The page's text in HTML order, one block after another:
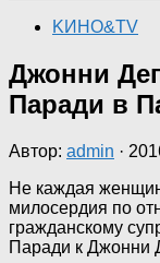
KИНО&TV
Джонни
Паради в
Автор: admin ·
Не каждая
милосердия по
гражданскому
Паради к Джонни